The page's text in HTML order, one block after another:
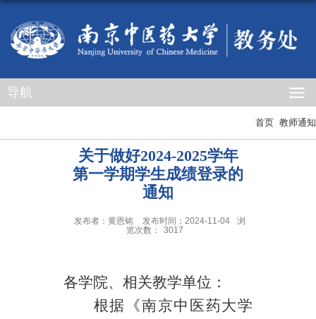
导航
首页 教师通知
关于做好2024-2025学年
第一学期学生成绩登录的
通知
发布者：黄恩铭 发布时间：2024-11-04
浏
览次数：
3017
各学院、相关教学单位：
根据《南京中医药大学